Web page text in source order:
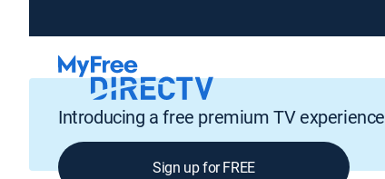
Introducing a free premium TV experience
Sign up for FREE